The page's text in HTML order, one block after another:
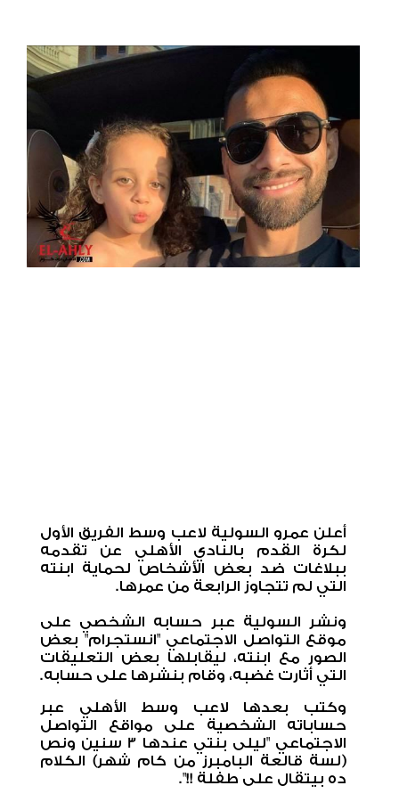
أعلن عمرو السولية لاعب وسط الفريق الأول
لكرة القدم بالنادي الأهلي عن تقدمه
ببلاغات ضد بعض الأشخاص لحماية ابنته
التي لم تتجاوز الرابعة من عمرها.
ونشر السولية عبر حسابه الشخصي على
موقع التواصل الاجتماعي "انستجرام" بعض
الصور مع ابنته، ليقابلها بعض التعليقات
التي أثارت غضبه، وقام بنشرها على حسابه.
وكتب بعدها لاعب وسط الأهلي عبر
حساباته الشخصية على مواقع التواصل
الاجتماعي "ليلى بنتي عندها 3 سنين ونص
(لسة قالعة البامبرز من كام شهر) الكلام
ده بيتقال على طفلة !!".